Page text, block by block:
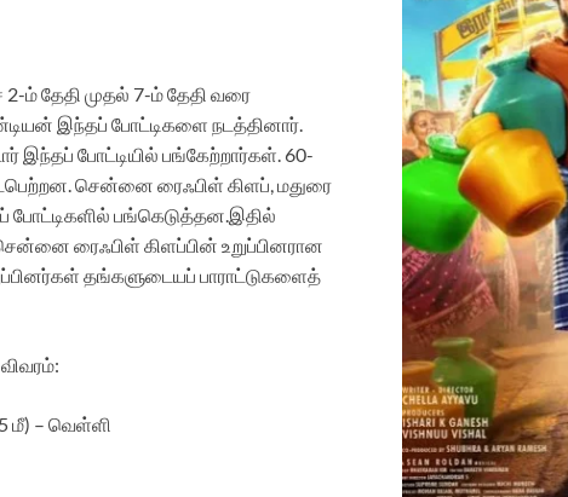
2-ம் தேதி முதல் 7-ம் தேதி வரை
இந்தப் போட்டிகளை நடத்தினார்.
இந்தப் போட்டியில் பங்கேற்றார்கள். 60-
சென்னை ரைஃபிள் கிளப், மதுரை
போட்டிகளில் பங்கெடுத்தன.இதில்
ரைஃபிள் கிளப்பின் உறுப்பினரான
தங்களுடையப் பாராட்டுகளைத்
மீ) – வெள்ளி